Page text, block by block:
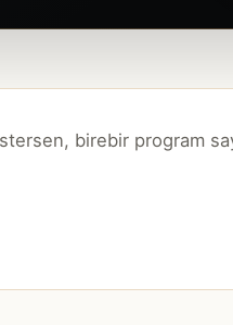
birebir program